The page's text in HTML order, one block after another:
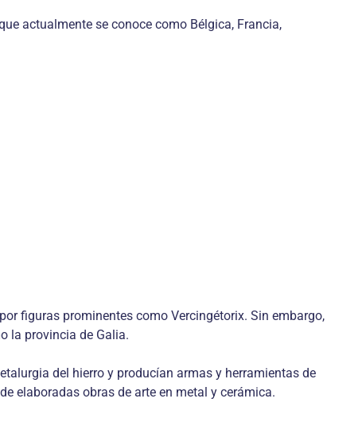
actualmente se conoce como Bélgica, Francia,
figuras prominentes como Vercingétorix. Sin embargo,
la provincia de Galia.
del hierro y producían armas y herramientas de
elaboradas obras de arte en metal y cerámica.